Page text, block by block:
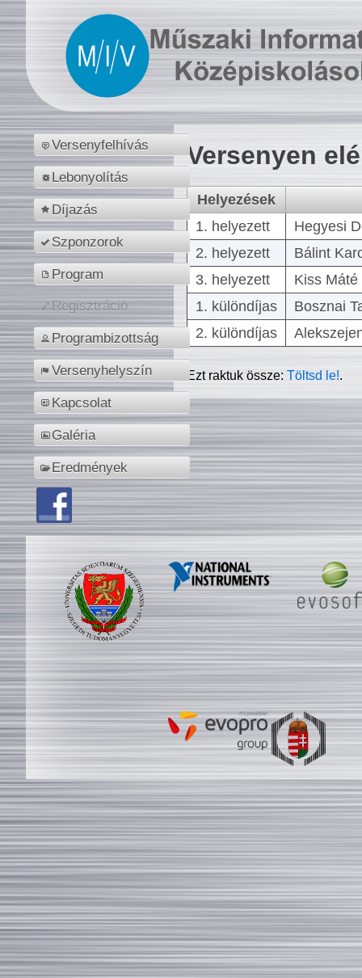
Versenyfelhívás
Lebonyolítás
Díjazás
Szponzorok
Program
Regisztráció
Programbizottság
Versenyhelyszín
Kapcsolat
Galéria
Eredmények
Versenyen
Helyezések
1. helyezett
Hegyesi
2. helyezett
Bálint
3. helyezett
Kiss
1. különdíjas
Bosznai
2. különdíjas
Ezt raktuk össze:Töltsd le!.